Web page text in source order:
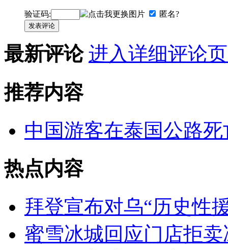
验证码: 匿名?
发表评论
最新评论 进入详细评论
推荐内容
中国游客在泰国公路
热点内容
拜登宣布对乌“历史性
蜜雪冰城回应门店拒卖